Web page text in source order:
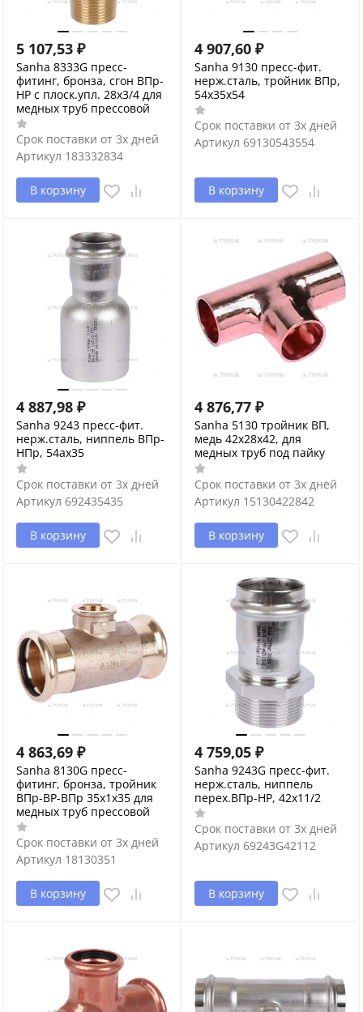
5 107,53 ₽
Sanha 8333G пресс-
фитинг, бронза, сгон ВПр-
НР с плоск.упл. 28x3/4 для
медных труб прессовой
Срок поставки от 3х дней
Артикул 183332834
В корзину
4 907,60 ₽
Sanha 9130 пресс-фит.
нерж.сталь, тройник ВПр,
54x35x54
Срок поставки от 3х дней
Артикул 69130543554
В корзину
4 887,98 ₽
Sanha 9243 пресс-фит.
нерж.сталь, ниппель ВПр-
НПр, 54ax35
Срок поставки от 3х дней
Артикул 692435435
В корзину
4 876,77 ₽
Sanha 5130 тройник ВП,
медь 42x28x42, для
медных труб под пайку
Срок поставки от 3х дней
Артикул 15130422842
В корзину
4 863,69 ₽
Sanha 8130G пресс-
фитинг, бронза, тройник
ВПр-ВР-ВПр 35x1x35 для
медных труб прессовой
Срок поставки от 3х дней
Артикул 18130351
В корзину
4 759,05 ₽
Sanha 9243G пресс-фит.
нерж.сталь, ниппель
перех.ВПр-НР, 42x11/2
Срок поставки от 3х дней
Артикул 69243G42112
В корзину